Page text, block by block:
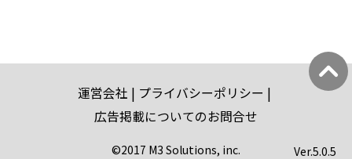
運営会社
プライバシーポリシー
広告掲載についてのお問合せ
©2017 M3 Solutions, inc. Ver.5.0.5